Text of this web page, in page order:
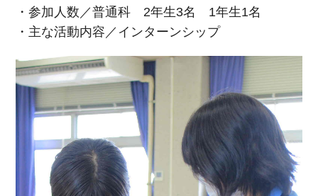
・参加人数／普通科 2年生3名 1年生1名
・主な活動内容／インターンシップ